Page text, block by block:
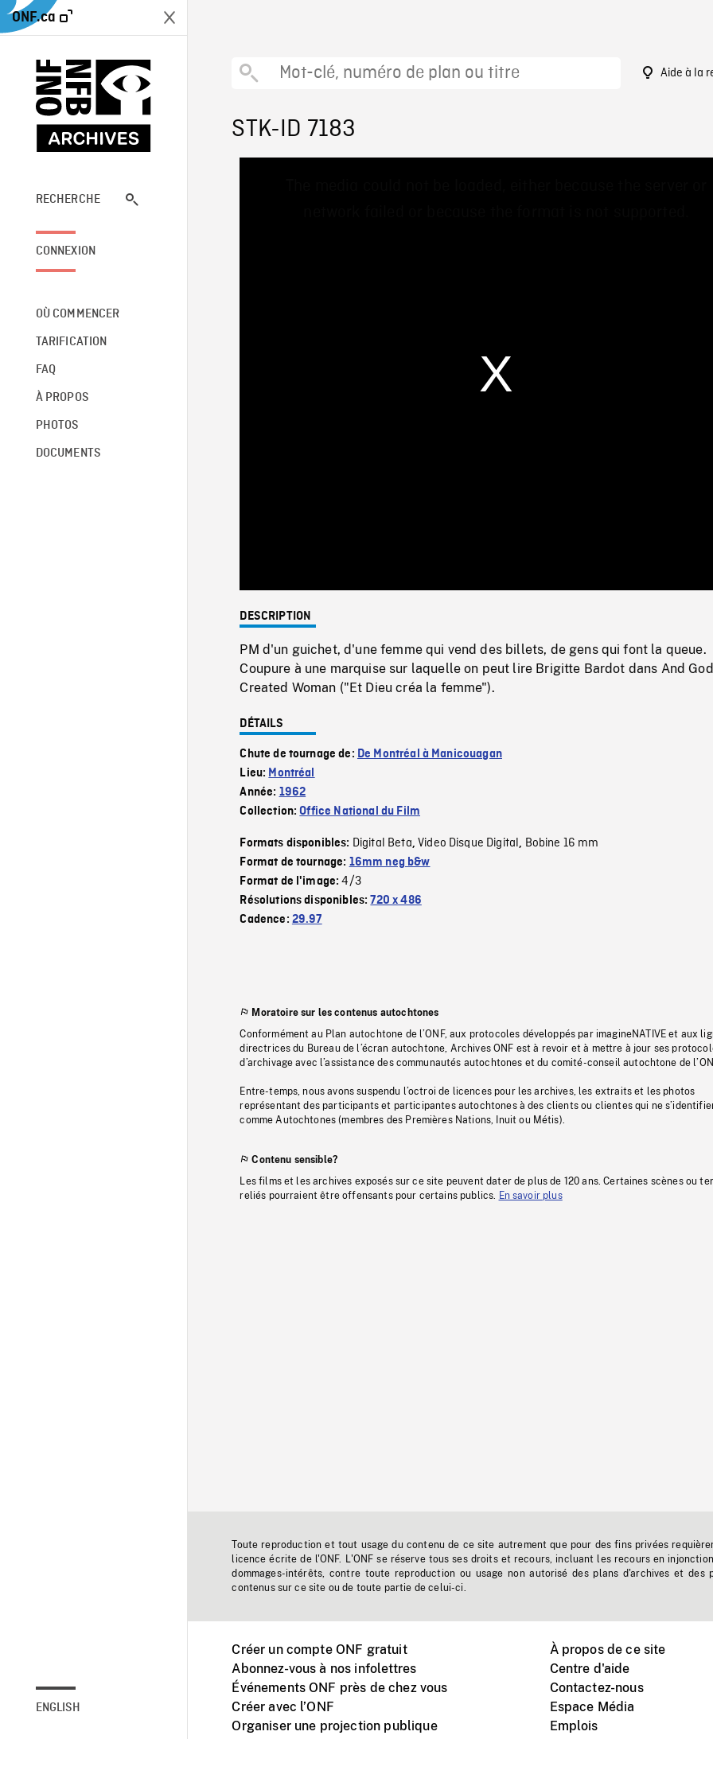
ONF.ca
RECHERCHE
CONNEXION
OÙ COMMENCER
TARIFICATION
FAQ
À PROPOS
PHOTOS
DOCUMENTS
ENGLISH
Aide à la
STK-ID 7183
0%
DESCRIPTION
PM d'un guichet, d'une femme qui vend des billets, de gens qui font la queue.
Coupure à une marquise sur laquelle on peut lire Brigitte Bardot dans And God
Created Woman ("Et Dieu créa la femme").
DÉTAILS
Chute de tournage de: De Montréal à Manicouagan
Lieu: Montréal
Année: 1962
Collection:Office National du Film
Formats disponibles: Digital Beta,Video Disque Digital, Bobine 16 mm
Format de tournage: 16mm neg b&w
Format de l'image:4/3
Résolutions disponibles:720 x 486
Cadence: 29.97
Moratoire sur les contenus autochtones
Conformément au Plan autochtone de l’ONF, aux protocoles développés par imagineNATIVE et aux
directrices du Bureau de l’écran autochtone, Archives ONF est à revoir et à mettre à jour ses
d’archivage avec l’assistance des communautés autochtones et du comité-conseil autochtone de
Entre-temps, nous avons suspendu l’octroi de licences pour les archives, les extraits et les photos
représentant des participants et participantes autochtones à des clients ou clientes qui ne
comme Autochtones (membres des Premières Nations, Inuit ou Métis).
Contenu sensible?
Les films et les archives exposés sur ce site peuvent dater de plus de 120 ans. Certaines scènes ou
reliés pourraient être offensants pour certains publics.
En savoir plus
Toute reproduction et tout usage du contenu de ce site autrement que pour des fins privées
licence écrite de l'ONF. L'ONF se réserve tous ses droits et recours, incluant les recours en
dommages-intérêts, contre toute reproduction ou usage non autorisé des plans d'archives et des
contenus sur ce site ou de toute partie de celui-ci.
Créer un compte ONF gratuit
Abonnez-vous à nos infolettres
Événements ONF près de chez vous
Créer avec l’ONF
Organiser une projection publique
À propos de ce site
Centre d'aide
Contactez-nous
Espace Média
Emplois